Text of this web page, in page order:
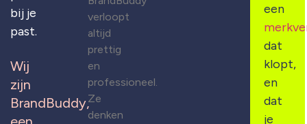
bij je
past.
Wij
zijn
BrandBuddy,
verloopt
altijd
prettig
en
professioneel.
Ze
denken
een
dat
klopt,
en
dat
je